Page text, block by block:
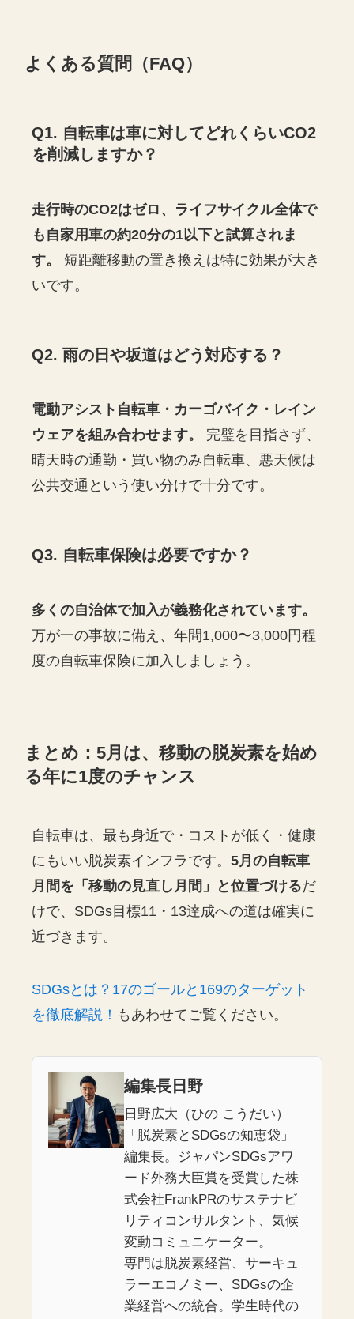
よくある質問（FAQ）
Q1. 自転車は車に対してどれくらいCO2
を削減しますか？
走行時のCO2はゼロ、ライフサイクル全体で
も自家用車の約20分の1以下と試算されま
す。
短距離移動の置き換えは特に効果が大き
いです。
Q2. 雨の日や坂道はどう対応する？
電動アシスト自転車・カーゴバイク・レイン
ウェアを組み合わせます。
完璧を目指さず、
晴天時の通勤・買い物のみ自転車、悪天候は
公共交通という使い分けで十分です。
Q3. 自転車保険は必要ですか？
多くの自治体で加入が義務化されています。
万が一の事故に備え、年間1,000〜3,000円程
度の自転車保険に加入しましょう。
まとめ：5月は、移動の脱炭素を始め
る年に1度のチャンス
自転車は、最も身近で・コストが低く・健康
にもいい脱炭素インフラです。5月の自転車
月間を「移動の見直し月間」と位置づけるだ
けで、SDGs目標11・13達成への道は確実に
近づきます。
SDGsとは？17のゴールと169のターゲット
を徹底解説！ もあわせてご覧ください。
編集長日野
日野広大（ひの こうだい）
「脱炭素とSDGsの知恵袋」
編集長。ジャパンSDGsアワ
ード外務大臣賞を受賞した株
式会社FrankPRのサステナビ
リティコンサルタント、気候
変動コミュニケーター。
専門は脱炭素経営、サーキュ
ラーエコノミー、SDGsの企
業経営への統合。学生時代の